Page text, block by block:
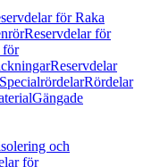
för Raka
Reservdelar för
för
Reservdelar
Rördelar
Gängade
och
för